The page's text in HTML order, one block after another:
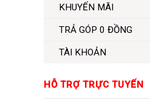
KHUYẾN MÃI
TRẢ GÓP 0 ĐỒNG
TÀI KHOẢN
HỖ TRỢ TRỰC TUYẾN